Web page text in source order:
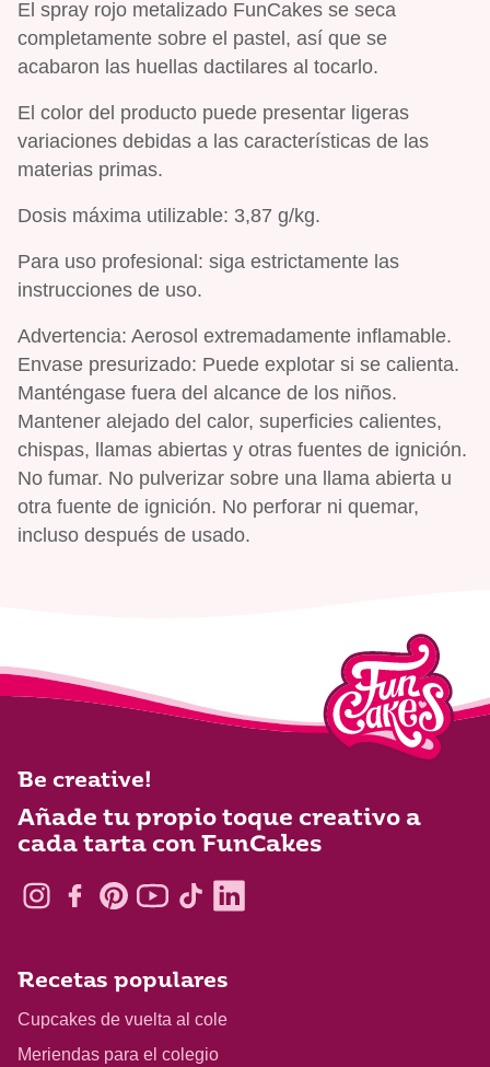
El spray rojo metalizado FunCakes se seca
completamente sobre el pastel, así que se
acabaron las huellas dactilares al tocarlo.
El color del producto puede presentar ligeras
variaciones debidas a las características de las
materias primas.
Dosis máxima utilizable: 3,87 g/kg.
Para uso profesional: siga estrictamente las
instrucciones de uso.
Advertencia: Aerosol extremadamente inflamable.
Envase presurizado: Puede explotar si se calienta.
Manténgase fuera del alcance de los niños.
Mantener alejado del calor, superficies calientes,
chispas, llamas abiertas y otras fuentes de ignición.
No fumar. No pulverizar sobre una llama abierta u
otra fuente de ignición. No perforar ni quemar,
incluso después de usado.
Be creative!
Añade tu propio toque creativo a
cada tarta con FunCakes
Recetas populares
Cupcakes de vuelta al cole
Meriendas para el colegio